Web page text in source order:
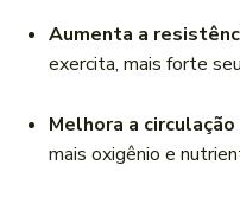
Aumenta a
exercita, mais forte
Melhora a
mais oxigênio e